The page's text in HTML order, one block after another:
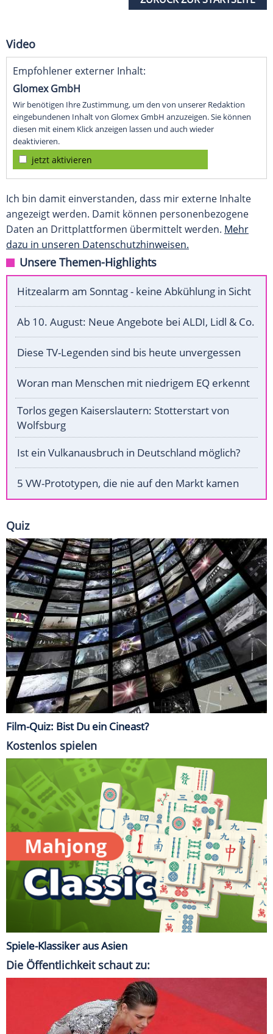
Video
Empfohlener externer Inhalt:
Glomex GmbH
Wir benötigen Ihre Zustimmung, um den von unserer Redaktion
eingebundenen Inhalt von Glomex GmbH anzuzeigen. Sie können
diesen mit einem Klick anzeigen lassen und auch wieder
deaktivieren.
jetzt aktivieren
Ich bin damit einverstanden, dass mir externe Inhalte
angezeigt werden. Damit können personenbezogene
Daten an Drittplattformen übermittelt werden. Mehr
dazu in unseren Datenschutzhinweisen.
Unsere Themen-Highlights
Hitzealarm am Sonntag - keine Abkühlung in Sicht
Ab 10. August: Neue Angebote bei ALDI, Lidl & Co.
Diese TV-Legenden sind bis heute unvergessen
Woran man Menschen mit niedrigem EQ erkennt
Torlos gegen Kaiserslautern: Stotterstart von
Wolfsburg
Ist ein Vulkanausbruch in Deutschland möglich?
5 VW-Prototypen, die nie auf den Markt kamen
Quiz
Film-Quiz: Bist Du ein Cineast?
Kostenlos spielen
Spiele-Klassiker aus Asien
Die Öffentlichkeit schaut zu: